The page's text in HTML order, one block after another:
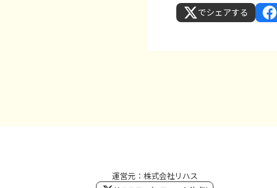
でシェアする
運営元：株式会社リハス